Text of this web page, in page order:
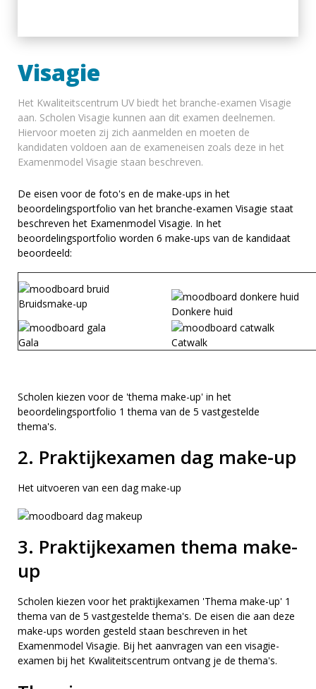
Visagie
Het Kwaliteitscentrum UV biedt het branche-examen Visagie
aan. Scholen Visagie kunnen aan dit examen deelnemen.
Hiervoor moeten zij zich aanmelden en moeten de
kandidaten voldoen aan de exameneisen zoals deze in het
Examenmodel Visagie staan beschreven.
De eisen voor de foto's en de make-ups in het
beoordelingsportfolio van het branche-examen Visagie staat
beschreven het Examenmodel Visagie. In het
beoordelingsportfolio worden 6 make-ups van de kandidaat
beoordeeld:
Bruidsmake-up
Donkere huid
Gala Catwalk
Scholen kiezen voor de 'thema make-up' in het
beoordelingsportfolio 1 thema van de 5 vastgestelde
thema's.
2. Praktijkexamen dag make-up
Het uitvoeren van een dag make-up
3. Praktijkexamen thema make-
up
Scholen kiezen voor het praktijkexamen 'Thema make-up' 1
thema van de 5 vastgestelde thema's. De eisen die aan deze
make-ups worden gesteld staan beschreven in het
Examenmodel Visagie. Bij het aanvragen van een visagie-
examen bij het Kwaliteitscentrum ontvang je de thema's.